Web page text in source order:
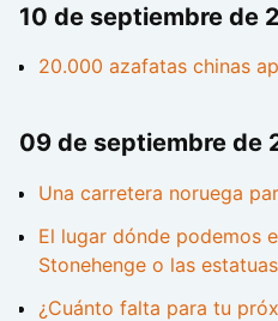
10 de septiembre de
20.000 azafatas chinas
09 de septiembre de
Una carretera noruega
El lugar dónde podemos
Stonehenge o las
¿Cuánto falta para tu